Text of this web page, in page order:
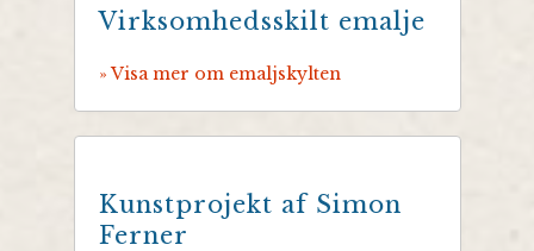
Virksomhedsskilt emalje
» Visa mer om emaljskylten
Kunstprojekt af Simon
Ferner